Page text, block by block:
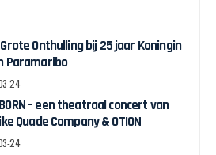
Onthulling bij 25 jaar Koningin
Paramaribo
24
– een theatraal concert van
Quade Company & OTION
24